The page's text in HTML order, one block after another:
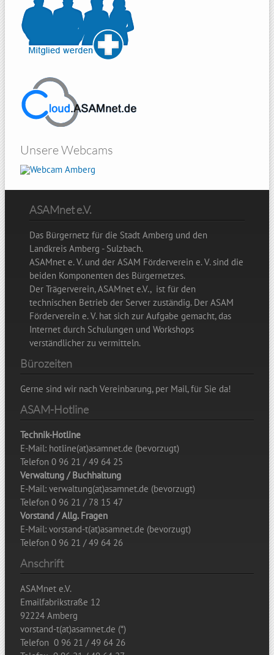
Unsere Webcams
ASAMnet e.V.
Das Bürgernetz für die Stadt Amberg und den
Landkreis Amberg - Sulzbach.
ASAMnet e. V. und der ASAM Förderverein e. V. sind die
beiden Komponenten des Bürgernetzes.
Der Trägerverein, ASAMnet e.V., ist für den
technischen Betrieb der Server zuständig. Der ASAM
Förderverein e. V. hat sich zur Aufgabe gemacht, das
Internet durch Schulungen und Workshops
verständlicher zu vermitteln.
Bürozeiten
Gerne sind wir nach Vereinbarung, per Mail, für Sie da!
ASAM-Hotline
Technik-Hotline
E-Mail: hotline(at)asamnet.de (bevorzugt)
Telefon 0 96 21 / 49 64 25
Verwaltung / Buchhaltung
E-Mail: verwaltung(at)asamnet.de (bevorzugt)
Telefon 0 96 21 / 78 15 47
Vorstand / Allg. Fragen
E-Mail: vorstand-t(at)asamnet.de (bevorzugt)
Telefon 0 96 21 / 49 64 26
Anschrift
ASAMnet e.V.
Emailfabrikstraße 12
92224 Amberg
vorstand-t(at)asamnet.de (*)
Telefon 0 96 21 / 49 64 26